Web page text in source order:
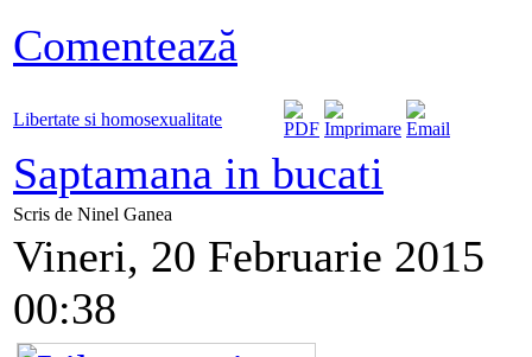
Comentează
Libertate si homosexualitate
Saptamana in bucati
Scris de Ninel Ganea
Vineri, 20 Februarie 2015
00:38